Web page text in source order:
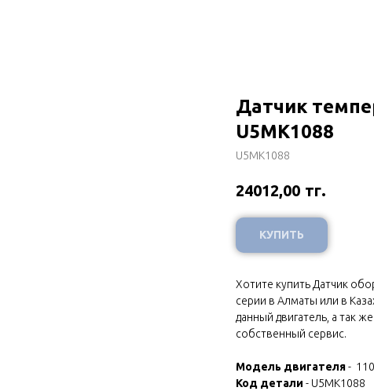
Датчик
U5MK1088
U5MK1088
24012,00 тг.
КУПИТЬ
Хотите купить Датчик
серии в Алматы или в
данный двигатель, а так
собственный сервис.
Модель двигателя-
Код детали - U5MK1088